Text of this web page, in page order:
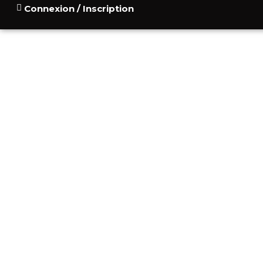
Connexion / Inscription